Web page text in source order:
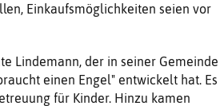
Einkaufsmöglichkeiten seien vor
Lindemann, der in seiner
einen Engel" entwickelt hat. Es
für Kinder. Hinzu kamen